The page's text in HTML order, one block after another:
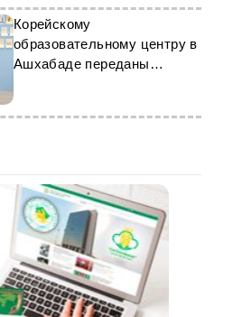
Корейскому
образовательному центру в
Ашхабаде переданы